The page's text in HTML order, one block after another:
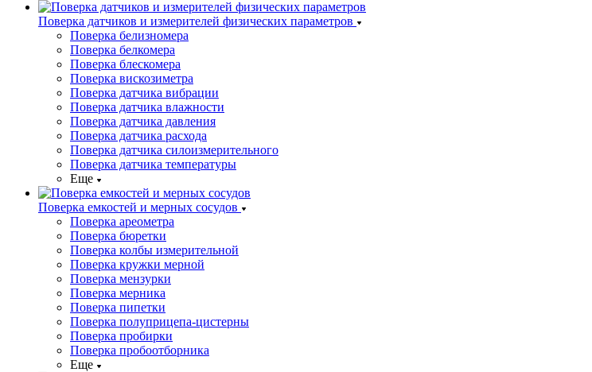
Поверка датчиков и измерителей физических параметров
Поверка белизномера
Поверка белкомера
Поверка блескомера
Поверка вискозиметра
Поверка датчика вибрации
Поверка датчика влажности
Поверка датчика давления
Поверка датчика расхода
Поверка датчика силоизмерительного
Поверка датчика температуры
Еще
Поверка емкостей и мерных сосудов
Поверка ареометра
Поверка бюретки
Поверка колбы измерительной
Поверка кружки мерной
Поверка мензурки
Поверка мерника
Поверка пипетки
Поверка полуприцепа-цистерны
Поверка пробирки
Поверка пробоотборника
Еще